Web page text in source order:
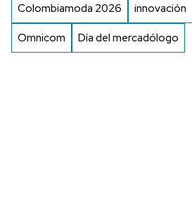
Colombiamoda 2026 innovación
Omnicom Día del mercadólogo